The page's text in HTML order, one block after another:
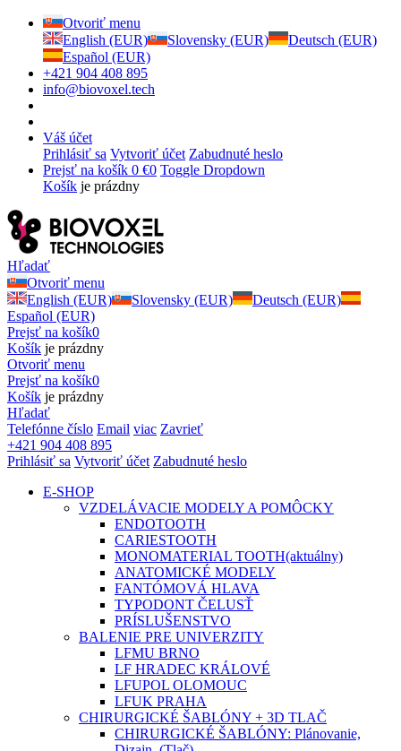
Otvoriť menu
English (EUR)
Slovensky (EUR)
Deutsch (EUR)
Español (EUR)
+421 904 408 895
info@biovoxel.tech
Váš účet
Prihlásiť sa Vytvoriť účet Zabudnuté heslo
Prejsť na košík 0 €0 Toggle Dropdown
Košík je prázdny
Hľadať
Otvoriť menu
English (EUR)
Slovensky (EUR)
Deutsch (EUR)
Español (EUR)
Prejsť na košík0
Košík je prázdny
Otvoriť menu
Prejsť na košík0
Košík je prázdny
Hľadať
Telefónne číslo Email viac Zavrieť
+421 904 408 895
Prihlásiť sa Vytvoriť účet Zabudnuté heslo
E-SHOP
VZDELÁVACIE MODELY A POMÔCKY
ENDOTOOTH
CARIESTOOTH
MONOMATERIAL TOOTH(aktuálny)
ANATOMICKÉ MODELY
FANTÓMOVÁ HLAVA
TYPODONT ČELUSŤ
PRÍSLUŠENSTVO
BALENIE PRE UNIVERZITY
LFMU BRNO
LF HRADEC KRÁLOVÉ
LFUPOL OLOMOUC
LFUK PRAHA
CHIRURGICKÉ ŠABLÓNY + 3D TLAČ
CHIRURGICKÉ ŠABLÓNY: Plánovanie,